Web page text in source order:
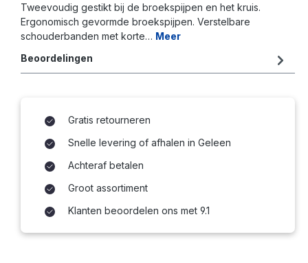
Tweevoudig gestikt bij de broekspijpen en het kruis.
Ergonomisch gevormde broekspijpen. Verstelbare
schouderbanden met korte… Meer
Beoordelingen
Gratis retourneren
Snelle levering of afhalen in Geleen
Achteraf betalen
Groot assortiment
Klanten beoordelen ons met 9.1